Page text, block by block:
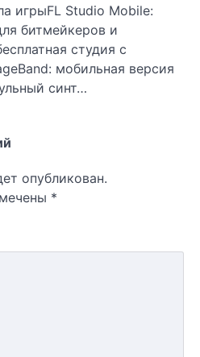
игрыFL Studio Mobile:
битмейкеров и
студия с
мобильная версия
синт…
опубликован.
*